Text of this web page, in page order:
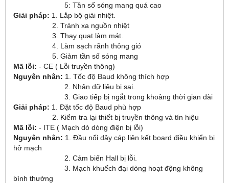
5: Tần số sóng mang quá cao
Giải pháp: 1. Lắp bộ giải nhiệt.
2. Tránh xa nguồn nhiệt
3. Thay quạt làm mát.
4. Làm sạch rãnh thông gió
5. Giảm tần số sóng mang
Mã lỗi: - CE ( Lỗi truyền thông)
Nguyên nhân: 1. Tốc độ Baud không thích hợp
2. Nhận dữ liệu bị sai.
3. Giao tiếp bị ngắt trong khoảng thời gian dài
Giải pháp: 1. Đặt tốc độ Baud phù hợp
2. Kiểm tra lại thiết bị truyền thông và tín hiệu
Mã lỗi: - ITE ( Mạch dò dòng điện bị lỗi)
Nguyên nhân: 1. Đầu nối dây cáp liên kết board điều khiển bị
hở mạch
2. Cảm biến Hall bị lỗi.
3. Mạch khuếch đại dòng hoạt động không
bình thường